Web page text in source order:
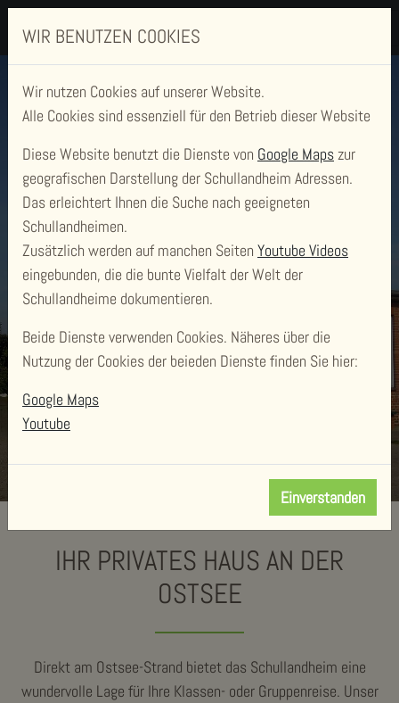
SCHULLANDHEIM SCHÖNBERGER
STRAND
KLEINES SELBSTVERSORGERHAUS
IHR PRIVATES HAUS AN DER
OSTSEE
Direkt am Ostsee-Strand bietet das Schullandheim eine
wundervolle Lage für Ihre Klassen- oder Gruppenreise. Unser
WIR BENUTZEN COOKIES
Wir nutzen Cookies auf unserer Website.
Alle Cookies sind essenziell für den Betrieb dieser Website
Diese Website benutzt die Dienste von Google Mapszur
geografischen Darstellung der Schullandheim Adressen.
Das erleichtert Ihnen die Suche nach geeigneten
Schullandheimen.
Zusätzlich werden auf manchen Seiten Youtube Videos
eingebunden, die die bunte Vielfalt der Welt der
Schullandheime dokumentieren.
Beide Dienste verwenden Cookies. Näheres über die
Nutzung der Cookies der beieden Dienste finden Sie hier:
Google Maps
Youtube
Einverstanden